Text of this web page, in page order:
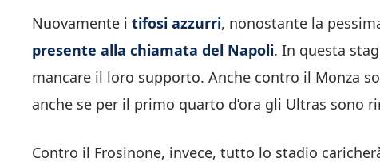
Nuovamente i tifosi azzurri, nonostante la
presente alla chiamata del Napoli. In questa
mancare il loro supporto. Anche contro il Monza
anche se per il primo quarto d’ora gli Ultras sono
Contro il Frosinone, invece, tutto lo stadio